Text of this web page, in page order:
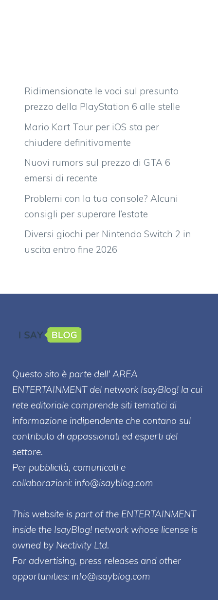
Ridimensionate le voci sul presunto
prezzo della PlayStation 6 alle stelle
Mario Kart Tour per iOS sta per
chiudere definitivamente
Nuovi rumors sul prezzo di GTA 6
emersi di recente
Problemi con la tua console? Alcuni
consigli per superare l’estate
Diversi giochi per Nintendo Switch 2 in
uscita entro fine 2026
Questo sito è parte dell' AREA
ENTERTAINMENT del network IsayBlog! la cui
rete editoriale comprende siti tematici di
informazione indipendente che contano sul
contributo di appassionati ed esperti del
settore.
Per pubblicità, comunicati e
collaborazioni: info@isayblog.com
This website is part of the ENTERTAINMENT
inside the IsayBlog! network whose license is
owned by Nectivity Ltd.
For advertising, press releases and other
opportunities: info@isayblog.com